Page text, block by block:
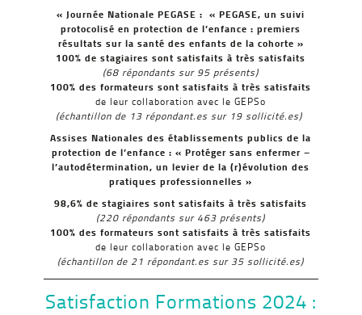
« Journée Nationale PEGASE : « PEGASE, un suivi
protocolisé en protection de l’enfance : premiers
résultats sur la santé des enfants de la cohorte »
100% de stagiaires sont satisfaits à très satisfaits
(68 répondants sur 95 présents)
100% des formateurs sont satisfaits à très satisfaits
de leur collaboration avec le GEPSo
(échantillon de 13 répondant.es sur 19 sollicité.es)
Assises Nationales des établissements publics de la
protection de l’enfance : « Protéger sans enfermer –
l’autodétermination, un levier de la (r)évolution des
pratiques professionnelles »
98,6% de stagiaires sont satisfaits à très satisfaits
(220 répondants sur 463 présents)
100% des formateurs sont satisfaits à très satisfaits
de leur collaboration avec le GEPSo
(échantillon de 21 répondant.es sur 35 sollicité.es)
Satisfaction Formations 2024 :